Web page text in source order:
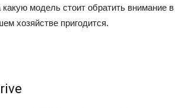
какую модель стоит обратить внимание
хозяйстве пригодится.